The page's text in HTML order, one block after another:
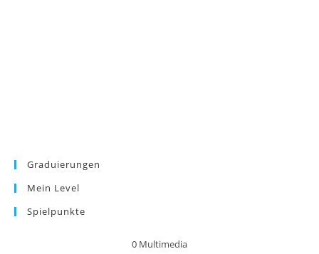
Graduierungen
Mein Level
Spielpunkte
0 Multimedia